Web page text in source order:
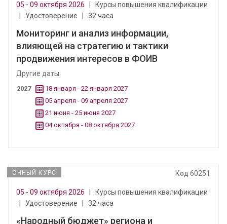
05 - 09 октября 2026
Курсы повышения квалификации
Удостоверение 32 часа
Мониторинг и анализ информации,
влияющей на стратегию и тактики
продвижения интересов в ФОИВ
Другие даты:
2027
18 января - 22 января 2027
05 апреля - 09 апреля 2027
21 июня - 25 июня 2027
04 октября - 08 октября 2027
ОЧНЫЙ КУРС Код 60251
05 - 09 октября 2026
Курсы повышения квалификации
Удостоверение 32 часа
«Народный бюджет» региона и